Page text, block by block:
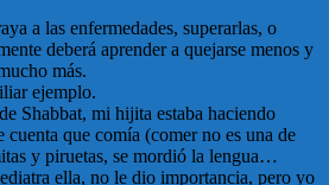
a las enfermedades, superarlas, o
deberá aprender a quejarse menos y
más.
ejemplo.
Shabbat, mi hijita estaba haciendo
cuenta que comía (comer no es una de
y piruetas, se mordió la lengua…
ella, no le dio importancia, pero yo